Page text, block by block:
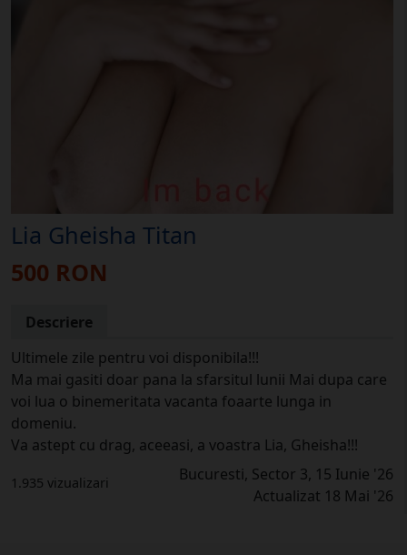
Lia Gheisha Titan
500 RON
Descriere
Ultimele zile pentru voi disponibila!!!
Ma mai gasiti doar pana la sfarsitul lunii Mai dupa care
voi lua o binemeritata vacanta foaarte lunga in
domeniu.
Va astept cu drag, aceeasi, a voastra Lia, Gheisha!!!
1.935 vizualizari
Bucuresti, Sector 3, 15 Iunie '26
Actualizat 18 Mai '26